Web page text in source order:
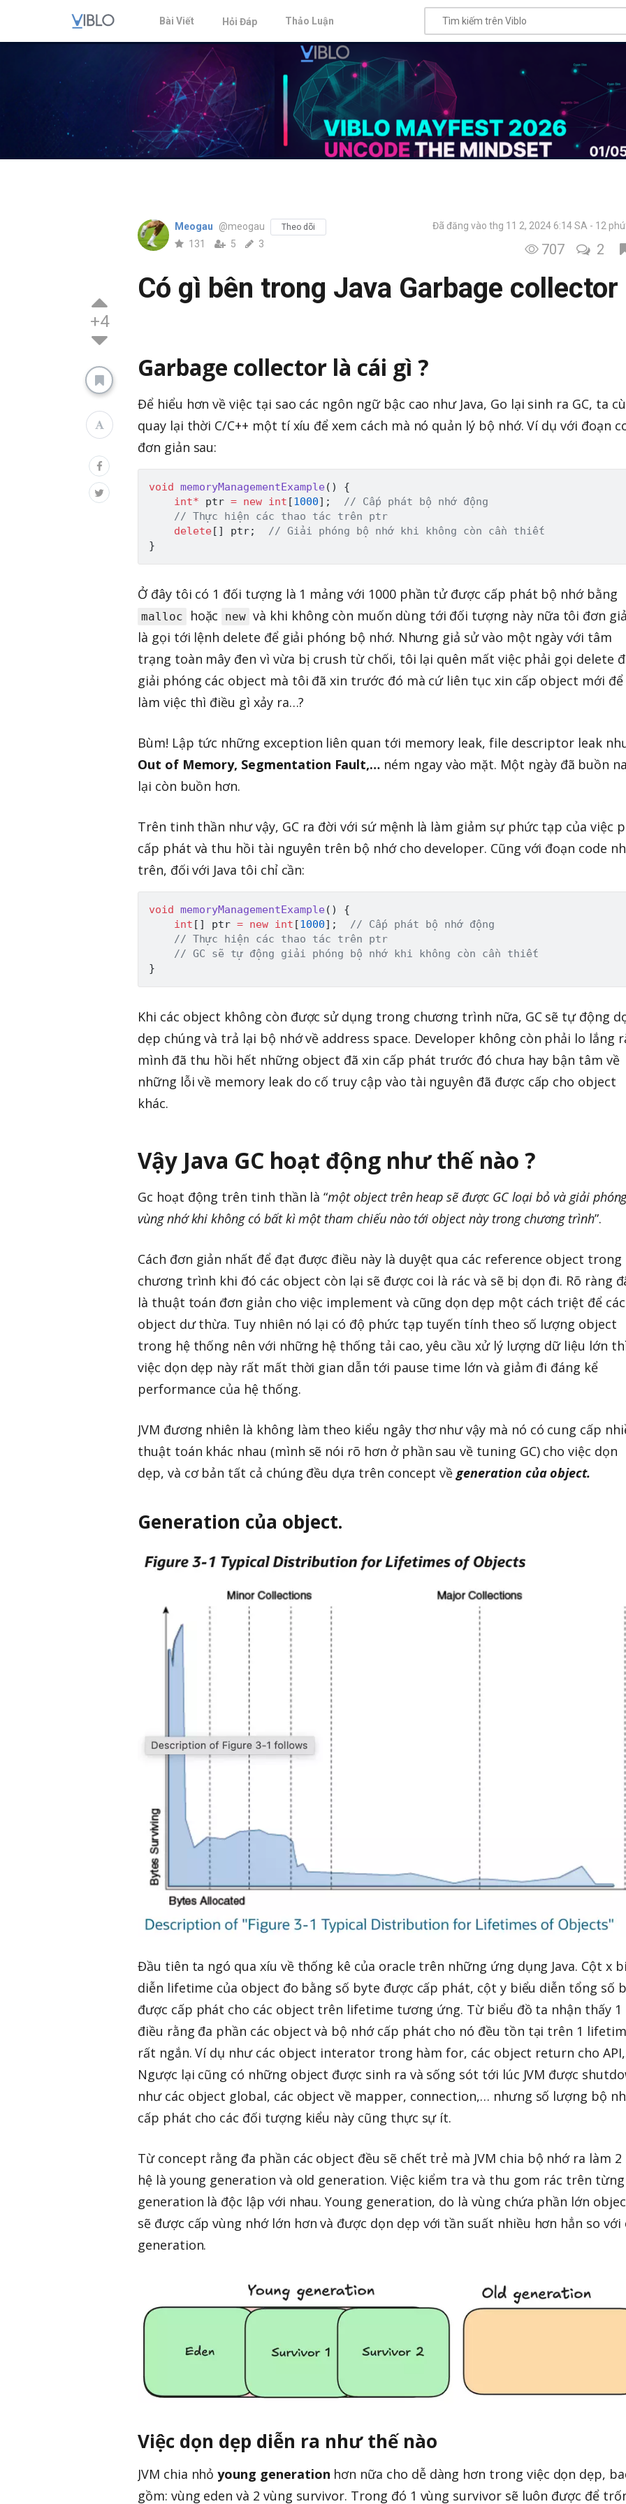
Bài Viết Hỏi Đáp Thảo Luận
+4
Meogau @meogau Theo dõi
131 5 3
Đã đăng vào thg 11 2, 2024 6:14 SA 12
707 2
Có gì bên trong Java Garbage collector
Garbage collector là cái gì ?
Để hiểu hơn về việc tại sao các ngôn ngữ bậc cao như Java, Go lại sinh ra GC, ta
quay lại thời C/C++ một tí xíu để xem cách mà nó quản lý bộ nhớ. Ví dụ với đoạn
đơn giản sau:
void memoryManagementExample( )
{
int* ptr = new int [1000] ;
// Cấp phát bộ nhớ động
// Thực hiện các thao tác trên ptr
delete[ ] ptr;
// Giải phóng bộ nhớ khi không còn cần thiết
}
Ở đây tôi có 1 đối tượng là 1 mảng với 1000 phần tử được cấp phát bộ nhớ bằng
malloc hoặc new và khi không còn muốn dùng tới đối tượng này nữa tôi đơn
là gọi tới lệnh delete để giải phóng bộ nhớ. Nhưng giả sử vào một ngày với tâm
trạng toàn mây đen vì vừa bị crush từ chối, tôi lại quên mất việc phải gọi delete
giải phóng các object mà tôi đã xin trước đó mà cứ liên tục xin cấp object mới để
làm việc thì điều gì xảy ra…?
Bùm! Lập tức những exception liên quan tới memory leak, file descriptor leak
Out of Memory, Segmentation Fault,… ném ngay vào mặt. Một ngày đã buồn
lại còn buồn hơn.
Trên tinh thần như vậy, GC ra đời với sứ mệnh là làm giảm sự phức tạp của việc
cấp phát và thu hồi tài nguyên trên bộ nhớ cho developer. Cũng với đoạn code
trên, đối với Java tôi chỉ cần:
void memoryManagementExample( )
{
int [ ] ptr = new int [1000] ;
// Cấp phát bộ nhớ động
// Thực hiện các thao tác trên ptr
// GC sẽ tự động giải phóng bộ nhớ khi không còn cần thiết
}
Khi các object không còn được sử dụng trong chương trình nữa, GC sẽ tự động
dẹp chúng và trả lại bộ nhớ về address space. Developer không còn phải lo lắng
mình đã thu hồi hết những object đã xin cấp phát trước đó chưa hay bận tâm về
những lỗi về memory leak do cố truy cập vào tài nguyên đã được cấp cho object
khác.
Vậy Java GC hoạt động như thế nào ?
Gc hoạt động trên tinh thần là “một object trên heap sẽ được GC loại bỏ và giải
vùng nhớ khi không có bất kì một tham chiếu nào tới object này trong chương trình”.
Cách đơn giản nhất để đạt được điều này là duyệt qua các reference object trong
chương trình khi đó các object còn lại sẽ được coi là rác và sẽ bị dọn đi. Rõ ràng
là thuật toán đơn giản cho việc implement và cũng dọn dẹp một cách triệt để các
object dư thừa. Tuy nhiên nó lại có độ phức tạp tuyến tính theo số lượng object
trong hệ thống nên với những hệ thống tải cao, yêu cầu xử lý lượng dữ liệu lớn
việc dọn dẹp này rất mất thời gian dẫn tới pause time lớn và giảm đi đáng kể
performance của hệ thống.
JVM đương nhiên là không làm theo kiểu ngây thơ như vậy mà nó có cung cấp
thuật toán khác nhau (mình sẽ nói rõ hơn ở phần sau về tuning GC) cho việc dọn
dẹp, và cơ bản tất cả chúng đều dựa trên concept vềgeneration của object.
Generation của object.
Đầu tiên ta ngó qua xíu về thống kê của oracle trên những ứng dụng Java. Cột x
diễn lifetime của object đo bằng số byte được cấp phát, cột y biểu diễn tổng số
được cấp phát cho các object trên lifetime tương ứng. Từ biểu đồ ta nhận thấy 1
điều rằng đa phần các object và bộ nhớ cấp phát cho nó đều tồn tại trên 1
rất ngắn. Ví dụ như các object interator trong hàm for, các object return cho
Ngược lại cũng có những object được sinh ra và sống sót tới lúc JVM được
như các object global, các object về mapper, connection,… nhưng số lượng bộ
cấp phát cho các đối tượng kiểu này cũng thực sự ít.
Từ concept rằng đa phần các object đều sẽ chết trẻ mà JVM chia bộ nhớ ra làm
hệ là young generation và old generation. Việc kiểm tra và thu gom rác trên từng
generation là độc lập với nhau. Young generation, do là vùng chứa phần lớn
sẽ được cấp vùng nhớ lớn hơn và được dọn dẹp với tần suất nhiều hơn hẳn so với
generation.
Việc dọn dẹp diễn ra như thế nào
JVM chia nhỏyoung generation hơn nữa cho dễ dàng hơn trong việc dọn dẹp,
gồm: vùng eden và 2 vùng survivor. Trong đó 1 vùng survivor sẽ luôn được để